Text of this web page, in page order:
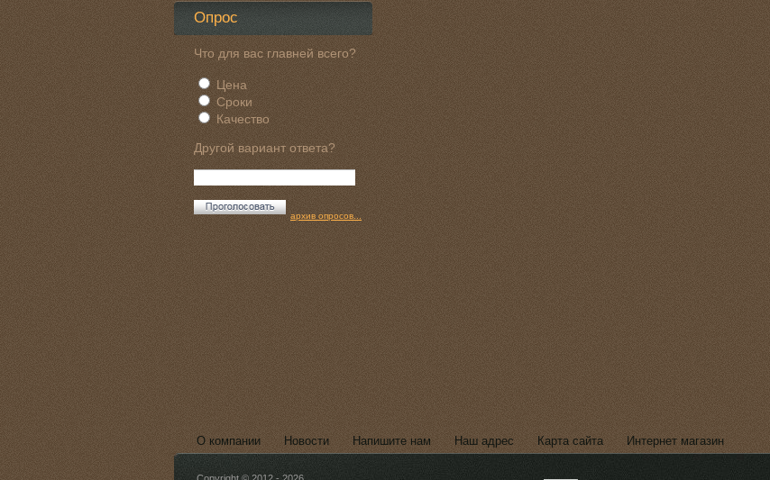
Опрос
Что для вас главней всего?
Цена
Сроки
Качество
Другой вариант ответа?
архив опросов...
О компании Новости Напишите нам Наш адрес Карта сайта Интернет магазин